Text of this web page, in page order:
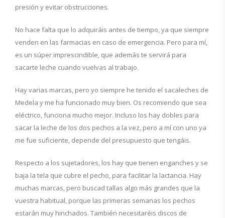
presión y evitar obstrucciones.
No hace falta que lo adquiráis antes de tiempo, ya que siempre
venden en las farmacias en caso de emergencia. Pero para mí,
es un súper imprescindible, que además te servirá para
sacarte leche cuando vuelvas al trabajo.
Hay varias marcas, pero yo siempre he tenido el sacaleches de
Medela y me ha funcionado muy bien. Os recomiendo que sea
eléctrico, funciona mucho mejor. Incluso los hay dobles para
sacar la leche de los dos pechos a la vez, pero a mí con uno ya
me fue suficiente, depende del presupuesto que tengáis.
Respecto a los sujetadores, los hay que tienen enganches y se
baja la tela que cubre el pecho, para facilitar la lactancia. Hay
muchas marcas, pero buscad tallas algo más grandes que la
vuestra habitual, porque las primeras semanas los pechos
estarán muy hinchados. También necesitaréis discos de